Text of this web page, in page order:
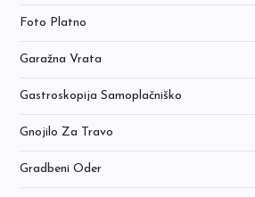
Foto Platno
Garažna Vrata
Gastroskopija Samoplačniško
Gnojilo Za Travo
Gradbeni Oder